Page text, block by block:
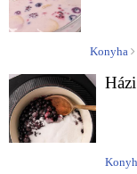
Konyha